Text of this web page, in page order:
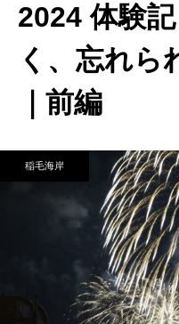
2024 体験
く、忘れら
｜前編
稲毛海岸